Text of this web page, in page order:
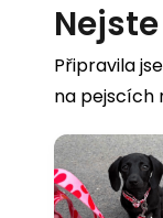
Připravila
na pejscích